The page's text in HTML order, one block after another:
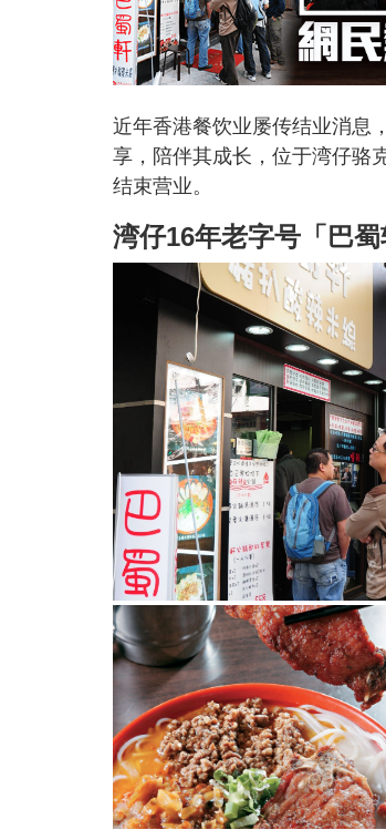
近年香港餐饮业屡传结业消息
享，陪伴其成长，位于湾仔骆
结束营业。
湾仔16年老字号「巴